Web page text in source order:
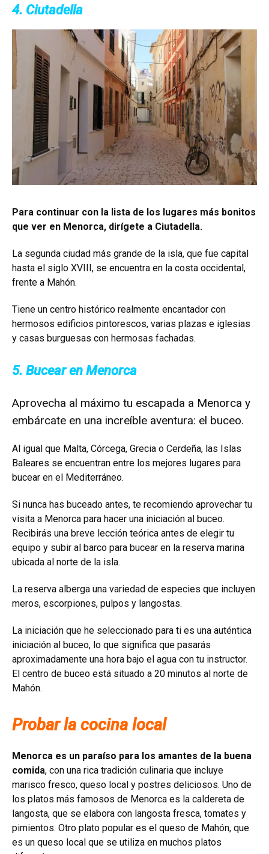
4. Ciutadella
Para continuar con la lista de los lugares más bonitos
que ver en Menorca, dirígete a Ciutadella.
La segunda ciudad más grande de la isla, que fue capital
hasta el siglo XVIII, se encuentra en la costa occidental,
frente a Mahón.
Tiene un centro histórico realmente encantador con
hermosos edificios pintorescos, varias plazas e iglesias
y casas burguesas con hermosas fachadas.
5. Bucear en Menorca
Aprovecha al máximo tu escapada a Menorca y
embárcate en una increíble aventura: el buceo.
Al igual que Malta, Córcega, Grecia o Cerdeña, las Islas
Baleares se encuentran entre los mejores lugares para
bucear en el Mediterráneo.
Si nunca has buceado antes, te recomiendo aprovechar tu
visita a Menorca para hacer una iniciación al buceo.
Recibirás una breve lección teórica antes de elegir tu
equipo y subir al barco para bucear en la reserva marina
ubicada al norte de la isla.
La reserva alberga una variedad de especies que incluyen
meros, escorpiones, pulpos y langostas.
La iniciación que he seleccionado para ti es una auténtica
iniciación al buceo, lo que significa que pasarás
aproximadamente una hora bajo el agua con tu instructor.
El centro de buceo está situado a 20 minutos al norte de
Mahón.
Probar la cocina local
Menorca es un paraíso para los amantes de la buena
comida, con una rica tradición culinaria que incluye
marisco fresco, queso local y postres deliciosos. Uno de
los platos más famosos de Menorca es la caldereta de
langosta, que se elabora con langosta fresca, tomates y
pimientos. Otro plato popular es el queso de Mahón, que
es un queso local que se utiliza en muchos platos